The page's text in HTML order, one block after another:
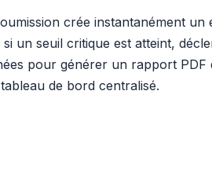
crée instantanément un
un seuil critique est atteint,
pour générer un rapport
de bord centralisé.